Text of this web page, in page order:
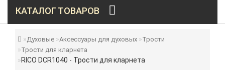
КАТАЛОГ ТОВАРОВ
Духовые Аксессуары для духовых
Трости
Трости для кларнета
RICO DCR1040 - Трости для кларнета